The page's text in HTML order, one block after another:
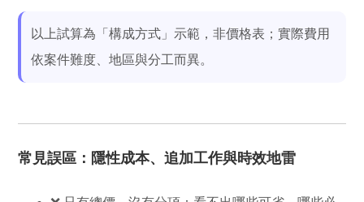
以上試算為「構成方式」示範，非價格表 ；實際費用
依案件難度、地區與分工而異。
常見誤區：隱性成本、追加工作與時效地雷